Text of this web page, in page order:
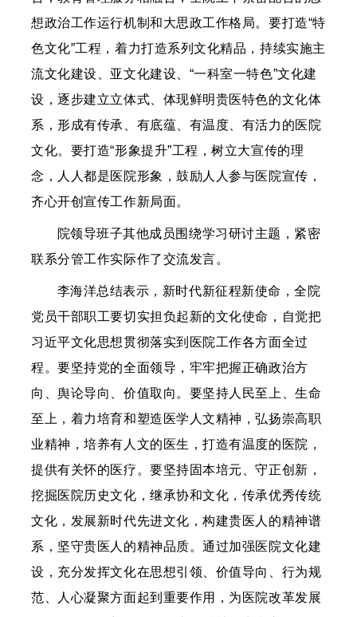
想政治工作运行机制和大思政工作格局。要打造“特
色文化”工程，着力打造系列文化精品，持续实施主
流文化建设、亚文化建设、“一科室一特色”文化建
设，逐步建立立体式、体现鲜明贵医特色的文化体
系，形成有传承、有底蕴、有温度、有活力的医院
文化。要打造“形象提升”工程，树立大宣传的理
念，人人都是医院形象，鼓励人人参与医院宣传，
齐心开创宣传工作新局面。
院领导班子其他成员围绕学习研讨主题，紧密
联系分管工作实际作了交流发言。
李海洋总结表示，新时代新征程新使命，全院
党员干部职工要切实担负起新的文化使命，自觉把
习近平文化思想贯彻落实到医院工作各方面全过
程。要坚持党的全面领导，牢牢把握正确政治方
向、舆论导向、价值取向。要坚持人民至上、生命
至上，着力培育和塑造医学人文精神，弘扬崇高职
业精神，培养有人文的医生，打造有温度的医院，
提供有关怀的医疗。要坚持固本培元、守正创新，
挖掘医院历史文化，继承协和文化，传承优秀传统
文化，发展新时代先进文化，构建贵医人的精神谱
系，坚守贵医人的精神品质。通过加强医院文化建
设，充分发挥文化在思想引领、价值导向、行为规
范、人心凝聚方面起到重要作用，为医院改革发展